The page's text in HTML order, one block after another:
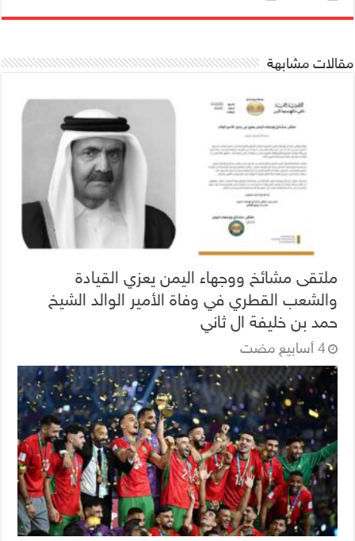
مقالات مشابهة
ملتقى مشائخ ووجهاء اليمن يعزي القيادة
والشعب القطري في وفاة الأمير الوالد الشيخ
حمد بن خليفة ال ثاني
‏4 أسابيع مضت